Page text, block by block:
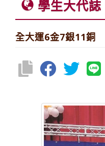
學生大代誌
全大運6金7銀11銅